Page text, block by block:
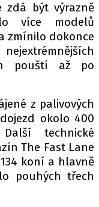
je
118 23 054
zdá být výrazně
více modelů
zmínilo dokonce
pouští až po
z palivových
okolo 400
technické
The Fast Lane
koní a hlavně
pouhých třech